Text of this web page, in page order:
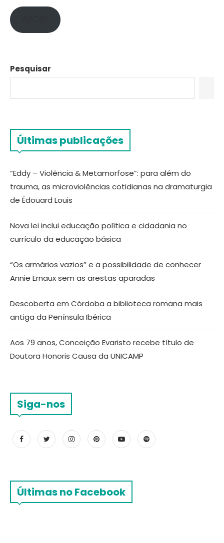
Pesquisar
Últimas publicações
“Eddy – Violência & Metamorfose”: para além do
trauma, as microviolências cotidianas na dramaturgia
de Édouard Louis
Nova lei inclui educação política e cidadania no
currículo da educação básica
“Os armários vazios” e a possibilidade de conhecer
Annie Ernaux sem as arestas aparadas
Descoberta em Córdoba a biblioteca romana mais
antiga da Península Ibérica
Aos 79 anos, Conceição Evaristo recebe título de
Doutora Honoris Causa da UNICAMP
Siga-nos
Últimas no Facebook